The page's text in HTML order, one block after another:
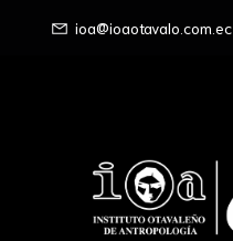
ioa@ioaotavalo.com.ec